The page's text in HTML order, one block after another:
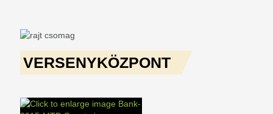
VERSENYKÖZPONT